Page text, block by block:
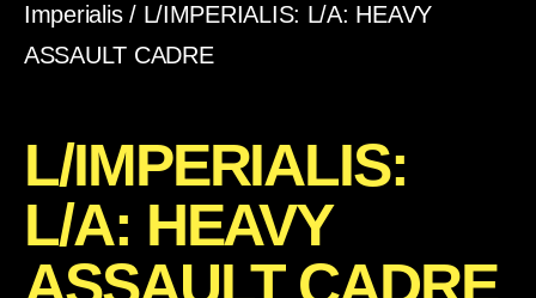
Imperialis/ L/IMPERIALIS: L/A: HEAVY
ASSAULT CADRE
L/IMPERIALIS:
L/A: HEAVY